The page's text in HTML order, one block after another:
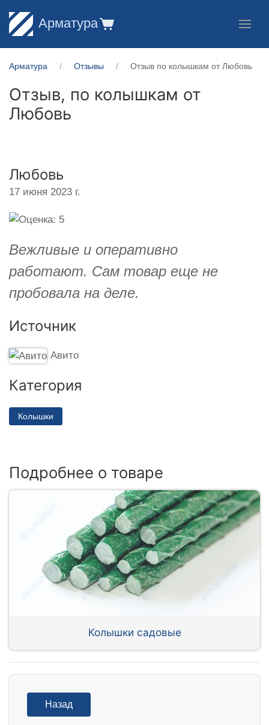
Арматура
Арматура Отзывы Отзыв по колышкам от Любовь
Отзыв, по колышкам от
Любовь
Любовь
17 июня 2023 г.
Вежливые и оперативно
работают. Сам товар еще не
пробовала на деле.
Источник
Авито
Категория
Колышки
Подробнее о товаре
Колышки садовые
Назад